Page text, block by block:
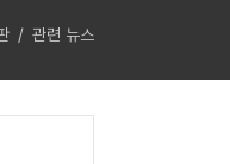
관련 뉴스